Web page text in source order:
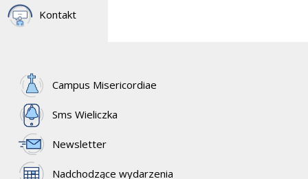
Kontakt
Campus Misericordiae
Sms Wieliczka
Newsletter
Nadchodzące wydarzenia